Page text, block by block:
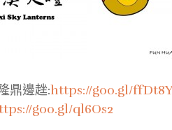
鼎邊趖:https://goo.gl/
goo.gl/ql6Os2